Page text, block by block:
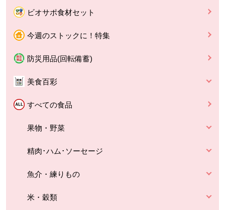
ビオサポ食材セット
今週のストックに！特集
防災用品(回転備蓄)
美食百彩
すべての食品
果物・野菜
精肉･ハム･ソーセージ
魚介・練りもの
米・穀類